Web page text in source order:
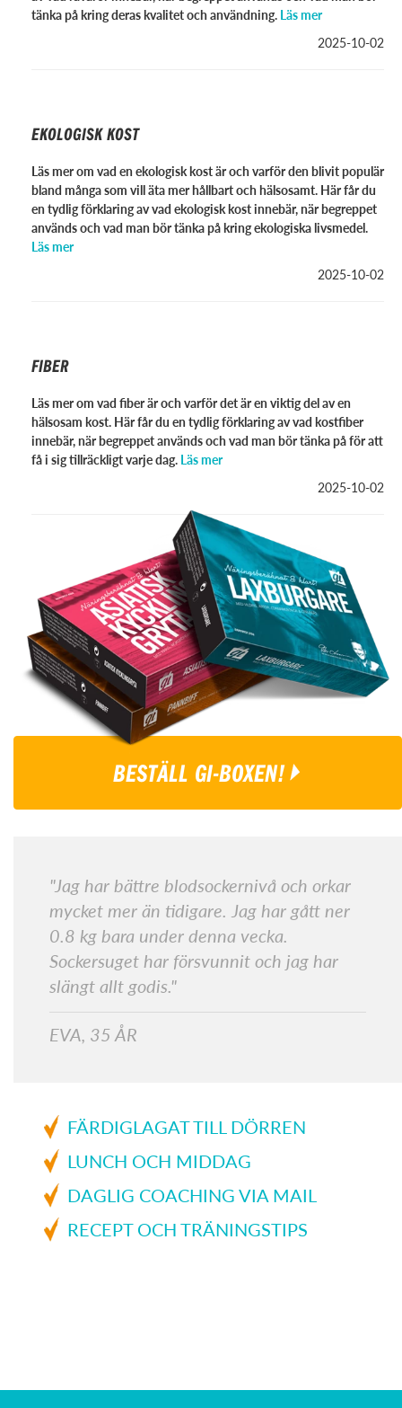
tänka på kring deras kvalitet och användning. Läs mer
2025-10-02
EKOLOGISK KOST
Läs mer om vad en ekologisk kost är och varför den blivit populär
bland många som vill äta mer hållbart och hälsosamt. Här får du
en tydlig förklaring av vad ekologisk kost innebär, när begreppet
används och vad man bör tänka på kring ekologiska livsmedel.
Läs mer
2025-10-02
FIBER
Läs mer om vad fiber är och varför det är en viktig del av en
hälsosam kost. Här får du en tydlig förklaring av vad kostfiber
innebär, när begreppet används och vad man bör tänka på för att
få i sig tillräckligt varje dag. Läs mer
2025-10-02
BESTÄLL GI-BOXEN!
"Jag har bättre blodsockernivå och orkar
mycket mer än tidigare. Jag har gått ner
0.8 kg bara under denna vecka.
Sockersuget har försvunnit och jag har
slängt allt godis."
EVA, 35 ÅR
FÄRDIGLAGAT TILL DÖRREN
LUNCH OCH MIDDAG
DAGLIG COACHING VIA MAIL
RECEPT OCH TRÄNINGSTIPS